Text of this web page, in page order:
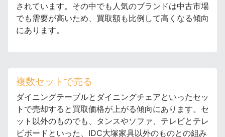
されています。その中でも人気のブランドは中古市場
でも需要が高いため、買取額も比例して高くなる傾向
にあります。
複数セットで売る
ダイニングテーブルとダイニングチェアといったセッ
トで売却すると買取価格が上がる傾向にあります。セ
ット以外のものでも、タンスやソファ、テレビとテレ
ビボードといった、IDC大塚家具以外のものとの組み